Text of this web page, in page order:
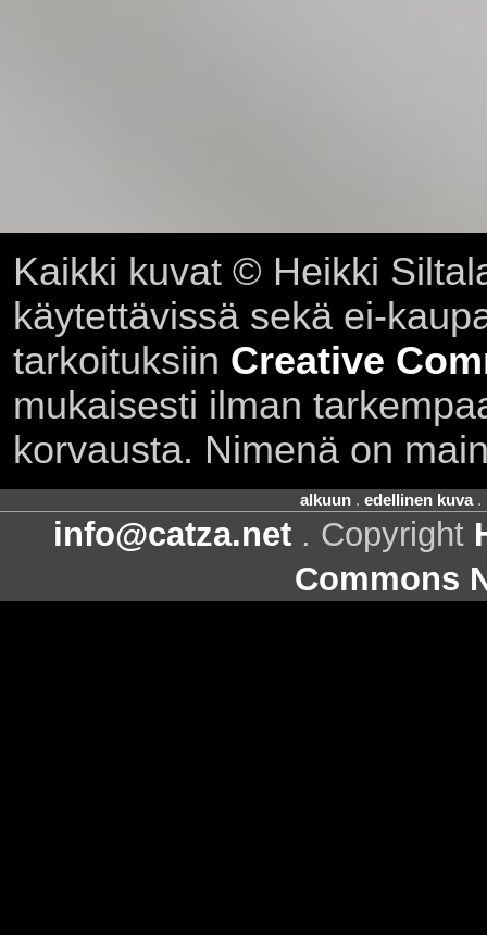
Kaikki kuvat © Heikki
käytettävissä sekä ei-
tarkoituksiin Creative
mukaisesti ilman
korvausta. Nimenä on
alkuun. edellinen kuva.
info@catza.net . Copyright
Commons